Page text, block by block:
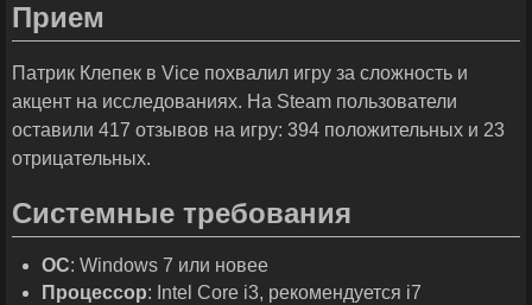
Прием
Патрик Клепек в Vice похвалил игру за сложность и
акцент на исследованиях. На Steam пользователи
оставили 417 отзывов на игру: 394 положительных и 23
отрицательных.
Системные требования
ОС: Windows 7 или новее
Процессор: Intel Core i3, рекомендуется i7